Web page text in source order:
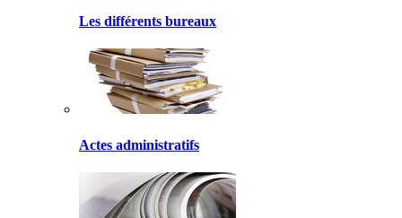
Les différents bureaux
Actes administratifs